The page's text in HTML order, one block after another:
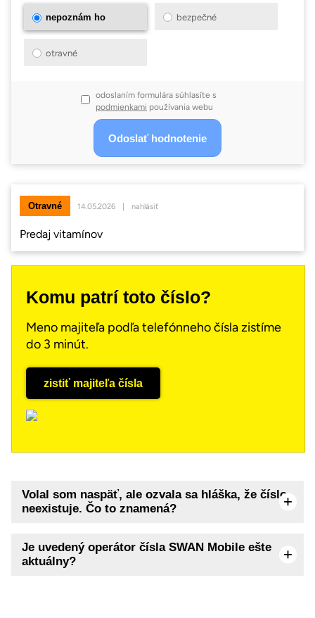
nepoznám ho bezpečné
otravné
odoslaním formulára súhlasíte s
podmienkami používania webu
Otravné 14.05.2026 | nahlásiť
Predaj vitamínov
Komu patrí toto číslo?
Meno majiteľa podľa telefónneho čísla zistíme
do 3 minút.
zistiť majiteľa čísla
Volal som naspäť, ale ozvala sa hláška, že číslo
neexistuje. Čo to znamená?
Je uvedený operátor čísla SWAN Mobile ešte
aktuálny?